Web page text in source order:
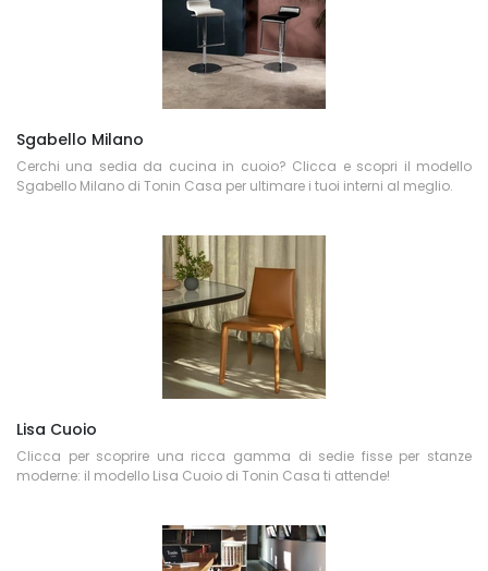
Sgabello Milano
Cerchi una sedia da cucina in cuoio? Clicca e scopri il modello
Sgabello Milano di Tonin Casa per ultimare i tuoi interni al meglio.
Lisa Cuoio
Clicca per scoprire una ricca gamma di sedie fisse per stanze
moderne: il modello Lisa Cuoio di Tonin Casa ti attende!